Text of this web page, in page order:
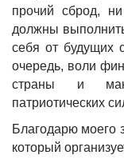
прочий сброд,
должны
себя от будущих
очередь, воли
страны и
патриотических
Благодарю моего
который